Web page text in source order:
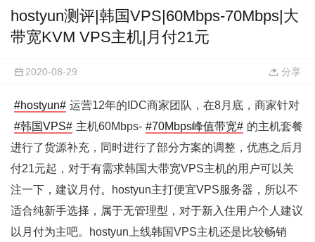
hostyun测评|韩国VPS|60Mbps-70Mbps|大
带宽KVM VPS主机|月付21元
2020-08-29 分享
#hostyun# 运营12年的IDC商家团队，在8月底，商家针对
#韩国VPS# 主机60Mbps- #70Mbps峰值带宽# 的主机套餐
进行了货源补充，同时进行了部分方案的调整，优惠之后月
付21元起，对于有需求韩国大带宽VPS主机的用户可以关
注一下，建议月付。hostyun主打便宜VPS服务器，所以不
适合纯新手选择，属于无管理型，对于新入住用户个人建议
以月付为主吧。hostyun上线韩国VPS主机还是比较畅销